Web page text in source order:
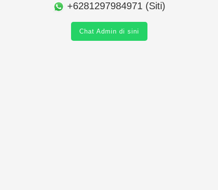
+6281297984971 (Siti)
Chat Admin di sini